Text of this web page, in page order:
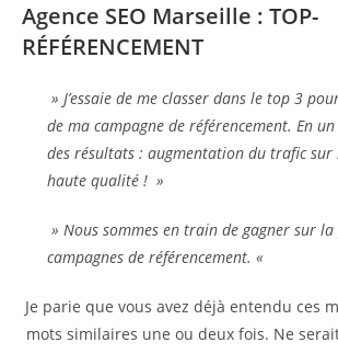
Agence SEO Marseille : TOP-
RÉFÉRENCEMENT
» J’essaie de me classer dans le top 3
de ma campagne de référencement. En
des résultats : augmentation du trafic sur
haute qualité ! »
» Nous sommes en train de gagner sur
campagnes de référencement. «
Je parie que vous avez déjà entendu ces
mots similaires une ou deux fois. Ne